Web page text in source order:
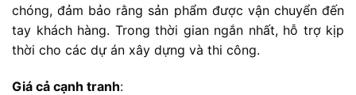
chóng, đảm bảo rằng sản phẩm được vận chuyển đến
tay khách hàng. Trong thời gian ngắn nhất, hỗ trợ kịp
thời cho các dự án xây dựng và thi công.
Giá cả cạnh tranh: